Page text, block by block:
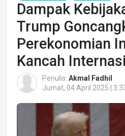
Dampak
Trump
Perekonomian
Kancah
Penulis: Akmal Fadhil
Jumat, 04 April 2025 |